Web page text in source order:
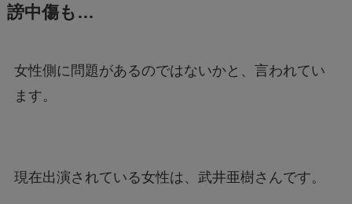
謗中傷も…
女性側に問題があるのではないかと、言われてい
ます。
現在出演されている女性は、武井亜樹さんです。